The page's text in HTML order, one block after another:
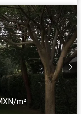
m²